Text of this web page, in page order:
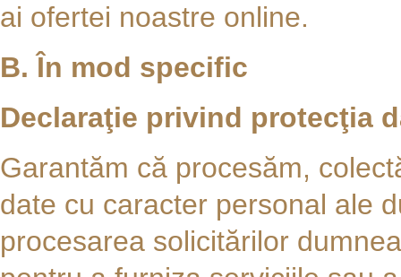
ai ofertei noastre online.
B. În mod specific
Declaraţie privind protecţia
Garantăm că procesăm,
date cu caracter personal ale
procesarea solicitărilor